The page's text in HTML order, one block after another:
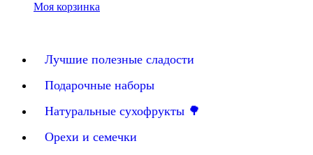
Моя корзинка
Лучшие полезные сладости
Подарочные наборы
Натуральные сухофрукты 🌳
Орехи и семечки